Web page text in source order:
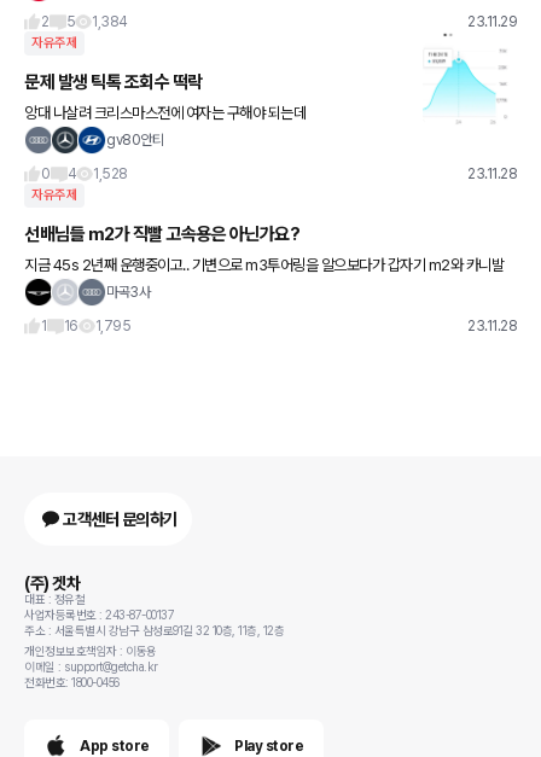
2
5 1,384 23.11.29
자유주제
문제 발생 틱톡 조회수 떡락
앙대 나살려 크리스마스전에 여자는 구해야 되는데
gv80안티
0
4 1,528 23.11.28
자유주제
선배님들 m2가 직빨 고속용은 아닌가요?
지금 45s 2년째 운행중이고.. 기변으로 m3투어링을 알으보다가 갑자기 m2와 카니발
조합에 빠진.. 지금 운행중인 45s는 고속에서 안정감도 좋고 편하게 잘 탔었는데 배기가 마곡3사
1
16 1,795 23.11.28
고객센터 문의하기
(주) 겟차
대표 : 정유철
사업자등록번호 : 243-87-00137
주소 : 서울특별시 강남구 삼성로91길 32 10층, 11층, 12층
개인정보보호책임자 : 이동용
이메일 : support@getcha.kr
전화번호: 1800-0456
App store Play store